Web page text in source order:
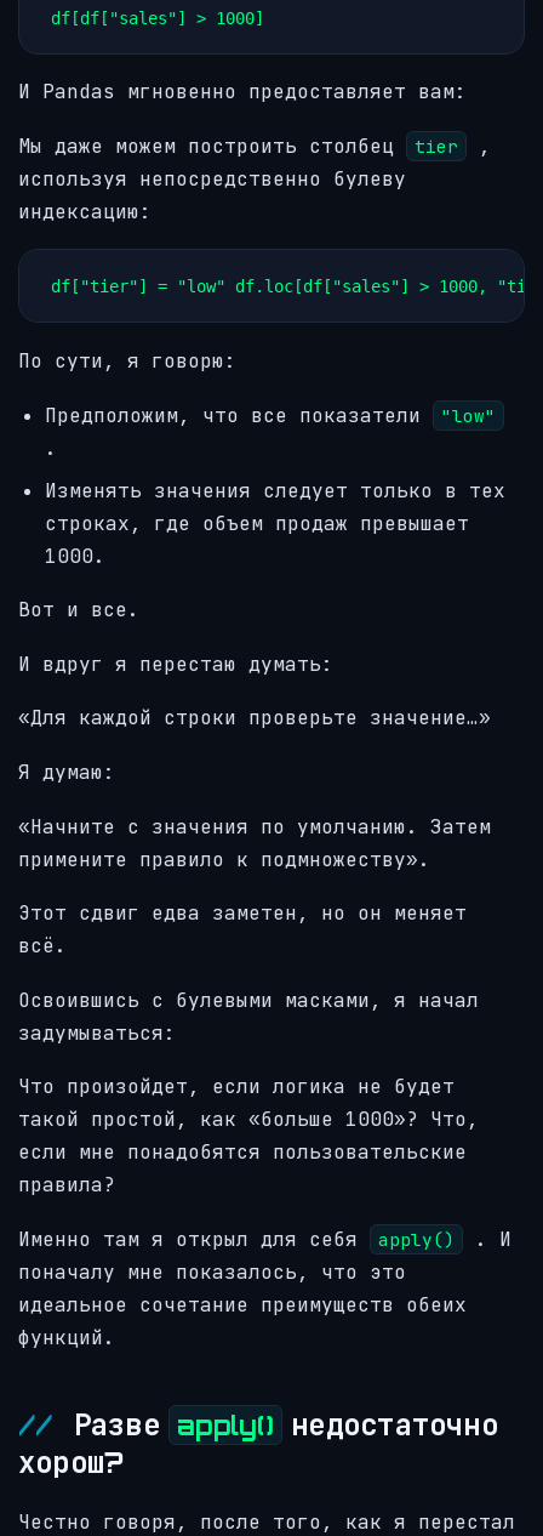
df[df["sales"] > 1000]
И Pandas мгновенно предоставляет вам:
Мы даже можем построить столбец tier
,
используя непосредственно булеву
индексацию:
df["tier"] = "low" df.loc[df["sales"] > 1000,
По сути, я говорю:
Предположим, что все показатели "low"
.
Изменять значения следует только в тех
строках, где объем продаж превышает
1000.
Вот и все.
И вдруг я перестаю думать:
«Для каждой строки проверьте значение…»
Я думаю:
«Начните с значения по умолчанию. Затем
примените правило к подмножеству».
Этот сдвиг едва заметен, но он меняет
всё.
Освоившись с булевыми масками, я начал
задумываться:
Что произойдет, если логика не будет
такой простой, как «больше 1000»? Что,
если мне понадобятся пользовательские
правила?
Именно там я открыл для себя apply()
. И
поначалу мне показалось, что это
идеальное сочетание преимуществ обеих
функций.
Разве apply()
недостаточно
хорош?
Честно говоря, после того, как я перестал